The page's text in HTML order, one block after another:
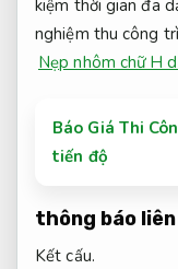
kiệm thời gian đa
nghiệm thu công
Nẹp nhôm chữ H
Báo Giá Thi
tiến độ
thông báo liên
Kết cấu.